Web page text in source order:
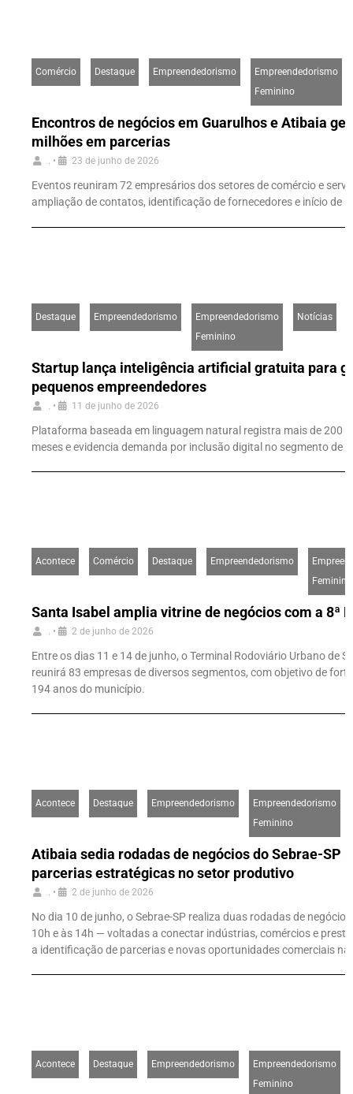
Comércio Destaque Empreendedorismo
Empreendedorismo
Feminino
Encontros de negócios em Guarulhos e Atibaia
milhões em parcerias
. • 23 de junho de 2026
Eventos reuniram 72 empresários dos setores de comércio e
ampliação de contatos, identificação de fornecedores e início de
Destaque Empreendedorismo
Empreendedorismo
Feminino
Notícias
Startup lança inteligência artificial gratuita para
pequenos empreendedores
• 11 de junho de 2026
Plataforma baseada em linguagem natural registra mais de 200
meses e evidencia demanda por inclusão digital no segmento de
Acontece Comércio Destaque Empreendedorismo
Feminino
Santa Isabel amplia vitrine de negócios com a 8ª
• 2 de junho de 2026
Entre os dias 11 e 14 de junho, o Terminal Rodoviário Urbano de
reunirá 83 empresas de diversos segmentos, com objetivo de
194 anos do município.
Acontece Destaque Empreendedorismo
Empreendedorismo
Feminino
Atibaia sedia rodadas de negócios do Sebrae-SP
parcerias estratégicas no setor produtivo
. • 2 de junho de 2026
No dia 10 de junho, o Sebrae-SP realiza duas rodadas de
10h e às 14h — voltadas a conectar indústrias, comércios e
a identificação de parcerias e novas oportunidades comerciais na
Acontece Destaque Empreendedorismo
Empreendedorismo
Feminino